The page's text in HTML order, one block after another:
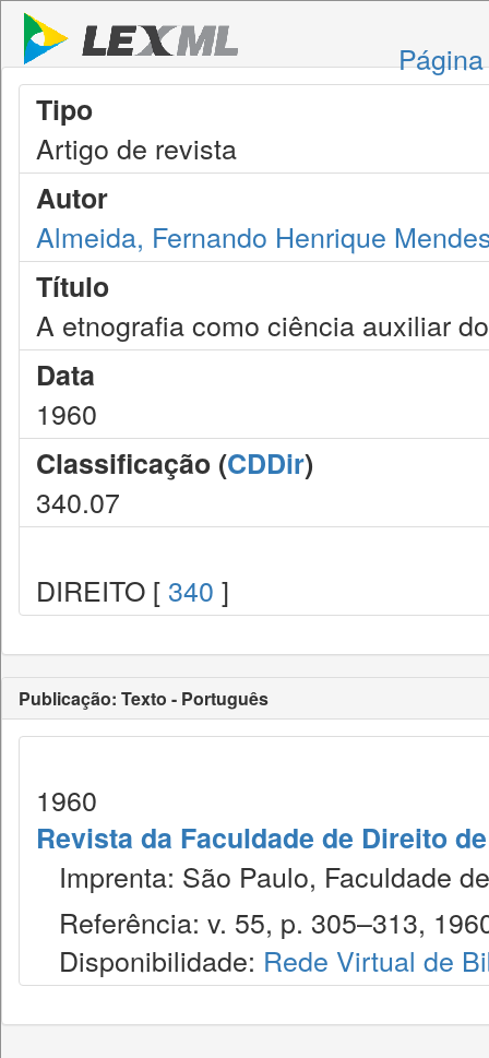
Tipo
Artigo de revista
Autor
Almeida, Fernando Henrique
Título
A etnografia como ciência auxiliar
Data
1960
Classificação (CDDir)
340.07
DIREITO [ 340 ]
Publicação: Texto - Português
1960
Revista da Faculdade de Direito
Imprenta: São Paulo, Faculdade
Referência: v. 55, p. 305–313,
Disponibilidade: Rede Virtual de